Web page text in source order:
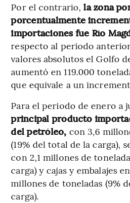
Por el contrario, la zona
porcentualmente
importaciones fue Río
respecto al periodo
valores absolutos el Golfo
aumentó en 119.000
que equivale a un
Para el periodo de enero a
principal producto
del petróleo, con 3,6
(19% del total de la carga),
con 2,1 millones de
carga) y cajas y embalajes
millones de toneladas (9%
carga).